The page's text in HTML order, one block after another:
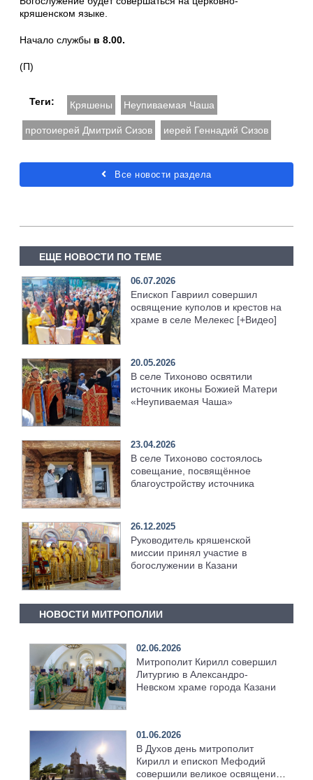
кряшенском языке.
Начало службы в 8.00.
(П)
Теги: Кряшены Неупиваемая Чаша
протоиерей Дмитрий Сизов иерей Геннадий Сизов
Все новости раздела
ЕЩЕ НОВОСТИ ПО ТЕМЕ
06.07.2026
Епископ Гавриил совершил
освящение куполов и крестов на
храме в селе Мелекес [+Видео]
20.05.2026
В селе Тихоново освятили
источник иконы Божией Матери
«Неупиваемая Чаша»
23.04.2026
В селе Тихоново состоялось
совещание, посвящённое
благоустройству источника
26.12.2025
Руководитель кряшенской
миссии принял участие в
богослужении в Казани
НОВОСТИ МИТРОПОЛИИ
02.06.2026
Митрополит Кирилл совершил
Литургию в Александро-
Невском храме города Казани
01.06.2026
В Духов день митрополит
Кирилл и епископ Мефодий
совершили великое освящение